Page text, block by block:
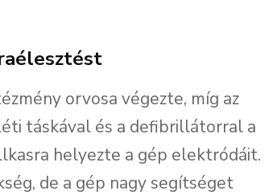
orvosa végezte, míg az
táskával és a defibrillátorral a
helyezte a gép elektródáit.
de a gép nagy segítséget